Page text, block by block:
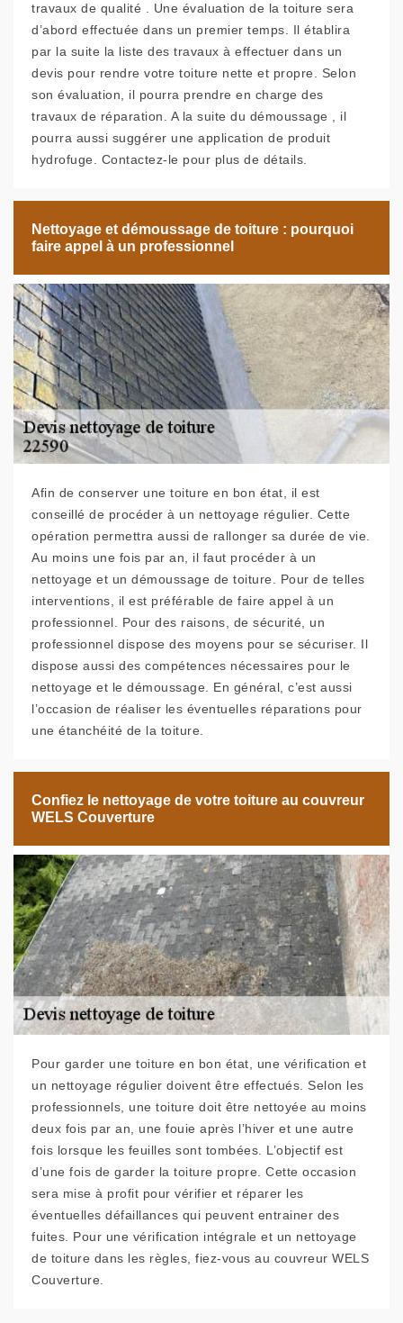
travaux de qualité . Une évaluation de la toiture sera
d’abord effectuée dans un premier temps. Il établira
par la suite la liste des travaux à effectuer dans un
devis pour rendre votre toiture nette et propre. Selon
son évaluation, il pourra prendre en charge des
travaux de réparation. A la suite du démoussage , il
pourra aussi suggérer une application de produit
hydrofuge. Contactez-le pour plus de détails.
Nettoyage et démoussage de toiture : pourquoi
faire appel à un professionnel
Afin de conserver une toiture en bon état, il est
conseillé de procéder à un nettoyage régulier. Cette
opération permettra aussi de rallonger sa durée de vie.
Au moins une fois par an, il faut procéder à un
nettoyage et un démoussage de toiture. Pour de telles
interventions, il est préférable de faire appel à un
professionnel. Pour des raisons, de sécurité, un
professionnel dispose des moyens pour se sécuriser. Il
dispose aussi des compétences nécessaires pour le
nettoyage et le démoussage. En général, c’est aussi
l’occasion de réaliser les éventuelles réparations pour
une étanchéité de la toiture.
Confiez le nettoyage de votre toiture au couvreur
WELS Couverture
Pour garder une toiture en bon état, une vérification et
un nettoyage régulier doivent être effectués. Selon les
professionnels, une toiture doit être nettoyée au moins
deux fois par an, une fouie après l’hiver et une autre
fois lorsque les feuilles sont tombées. L’objectif est
d’une fois de garder la toiture propre. Cette occasion
sera mise à profit pour vérifier et réparer les
éventuelles défaillances qui peuvent entrainer des
fuites. Pour une vérification intégrale et un nettoyage
de toiture dans les règles, fiez-vous au couvreur WELS
Couverture.